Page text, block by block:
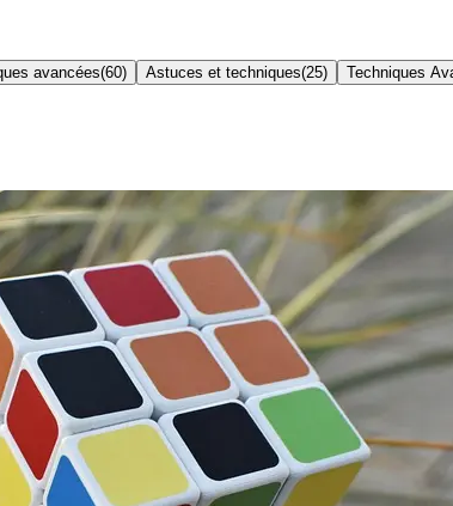
avancées(60) Astuces et techniques(25) Techniques